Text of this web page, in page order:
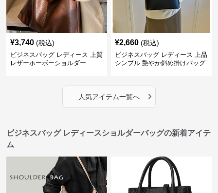
¥3,740 (税込)
ビジネスバッグ レディース 上質
レザーホーボーショルダー
¥2,660 (税込)
ビジネスバッグ レディース 上品
シンプル 艶やか斜め掛けバッグ
人気アイテム一覧へ ›
ビジネスバッグ レディースショルダーバッグの新着アイテ
ム